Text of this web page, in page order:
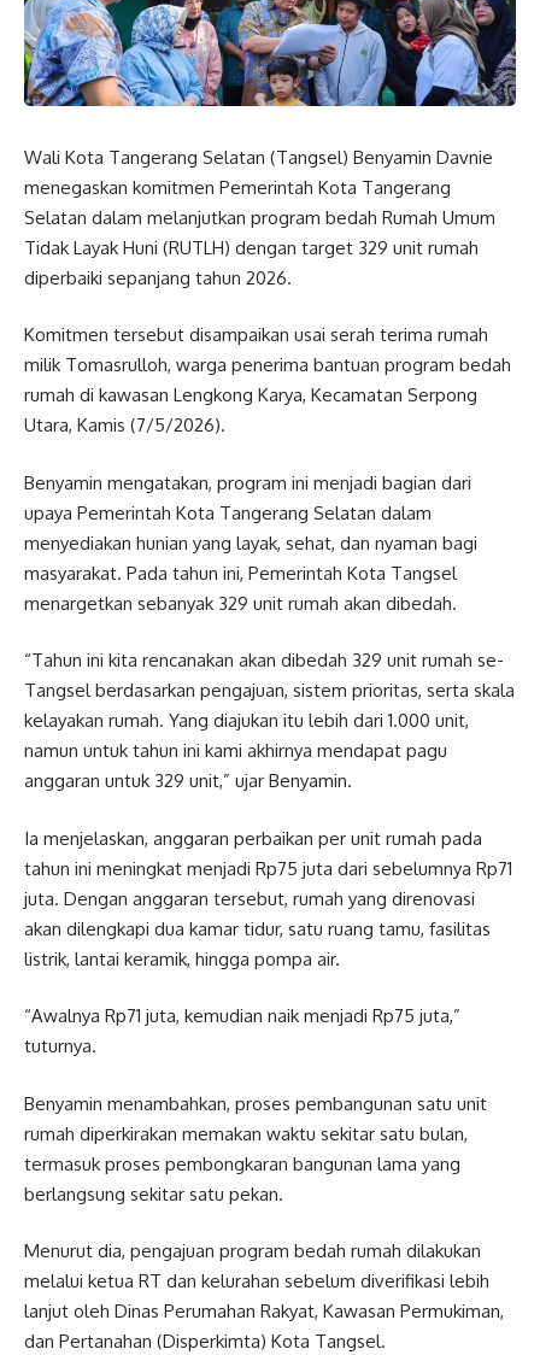
Wali Kota Tangerang Selatan (Tangsel) Benyamin Davnie
menegaskan komitmen Pemerintah Kota Tangerang
Selatan dalam melanjutkan program bedah Rumah Umum
Tidak Layak Huni (RUTLH) dengan target 329 unit rumah
diperbaiki sepanjang tahun 2026.
Komitmen tersebut disampaikan usai serah terima rumah
milik Tomasrulloh, warga penerima bantuan program bedah
rumah di kawasan Lengkong Karya, Kecamatan Serpong
Utara, Kamis (7/5/2026).
Benyamin mengatakan, program ini menjadi bagian dari
upaya Pemerintah Kota Tangerang Selatan dalam
menyediakan hunian yang layak, sehat, dan nyaman bagi
masyarakat. Pada tahun ini, Pemerintah Kota Tangsel
menargetkan sebanyak 329 unit rumah akan dibedah.
“Tahun ini kita rencanakan akan dibedah 329 unit rumah se-
Tangsel berdasarkan pengajuan, sistem prioritas, serta skala
kelayakan rumah. Yang diajukan itu lebih dari 1.000 unit,
namun untuk tahun ini kami akhirnya mendapat pagu
anggaran untuk 329 unit,” ujar Benyamin.
Ia menjelaskan, anggaran perbaikan per unit rumah pada
tahun ini meningkat menjadi Rp75 juta dari sebelumnya Rp71
juta. Dengan anggaran tersebut, rumah yang direnovasi
akan dilengkapi dua kamar tidur, satu ruang tamu, fasilitas
listrik, lantai keramik, hingga pompa air.
“Awalnya Rp71 juta, kemudian naik menjadi Rp75 juta,”
tuturnya.
Benyamin menambahkan, proses pembangunan satu unit
rumah diperkirakan memakan waktu sekitar satu bulan,
termasuk proses pembongkaran bangunan lama yang
berlangsung sekitar satu pekan.
Menurut dia, pengajuan program bedah rumah dilakukan
melalui ketua RT dan kelurahan sebelum diverifikasi lebih
lanjut oleh Dinas Perumahan Rakyat, Kawasan Permukiman,
dan Pertanahan (Disperkimta) Kota Tangsel.